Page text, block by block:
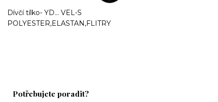
Dívčí tílko- YD... VEL-S
POLYESTER,ELASTAN,FLITRY
Potřebujete poradit?